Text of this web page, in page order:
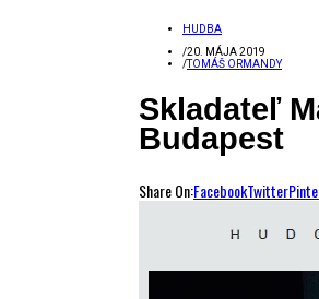
HUDBA
/20. MÁJA 2019
/TOMÁŠ ORMANDY
Skladateľ
Budapest
Share On:FacebookTwitter